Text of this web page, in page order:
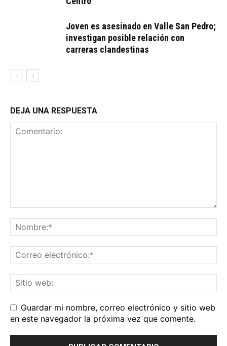
Joven es asesinado en Valle San Pedro;
investigan posible relación con
carreras clandestinas
DEJA UNA RESPUESTA
Guardar mi nombre, correo electrónico y sitio web
en este navegador la próxima vez que comente.